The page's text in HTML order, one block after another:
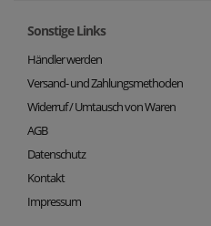
Sonstige Links
Händler werden
Versand- und Zahlungsmethoden
Widerruf / Umtausch von Waren
AGB
Datenschutz
Kontakt
Impressum